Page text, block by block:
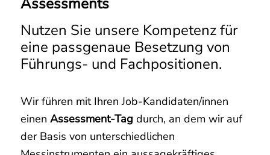
Nutzen Sie unsere Kompetenz für
eine passgenaue Besetzung von
Führungs- und Fachpositionen.
Wir führen mit Ihren Job-Kandidaten/innen
einen Assessment-Tag durch, an dem wir auf
der Basis von unterschiedlichen